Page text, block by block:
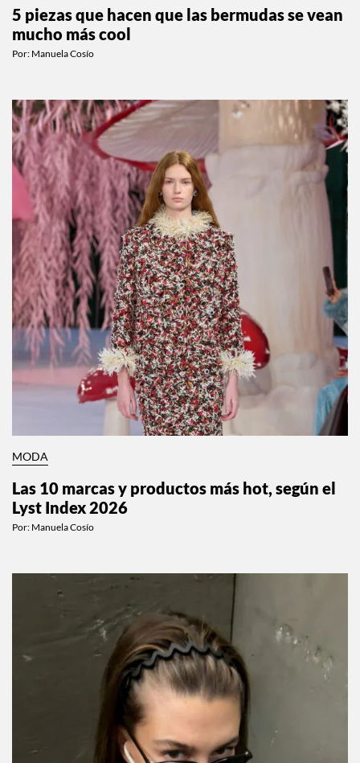
5 piezas que hacen que las bermudas se vean
mucho más cool
Por: Manuela Cosío
MODA
Las 10 marcas y productos más hot, según el
Lyst Index 2026
Por: Manuela Cosío